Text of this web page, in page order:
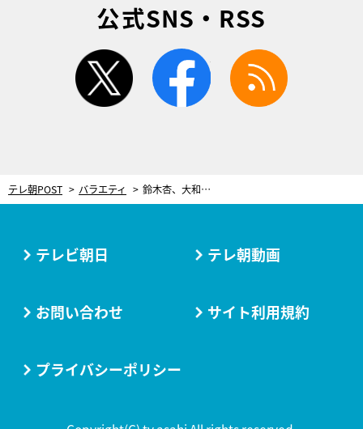
公式SNS・RSS
twitter facebook
テレ朝POST バラエティ 鈴木杏、大和田獏のヒントでクイズに即答！上田晋也も「史上最速」と驚き
テレビ朝日 テレ朝動画
お問い合わせ サイト利用規約
プライバシーポリシー